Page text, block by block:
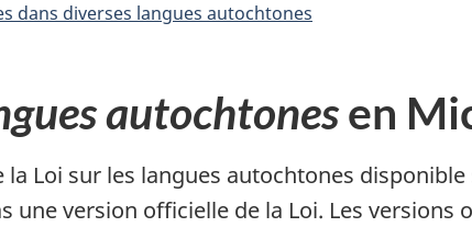
dans diverses langues autochtones
autochtonesen
Loi sur les langues autochtones
une version officielle de la Loi. Les